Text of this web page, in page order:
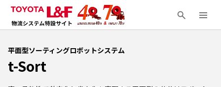
平面型ソーティングロボットシステム
t-Sort